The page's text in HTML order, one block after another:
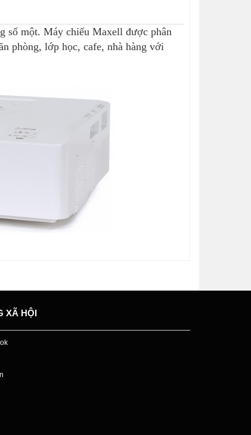
số một. Máy chiếu Maxell được phân
phòng, lớp học, cafe, nhà hàng với
XÃ HỘI